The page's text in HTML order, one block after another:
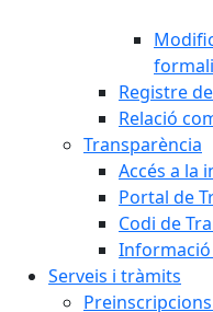
Registre
Relació
Transparència
Accés a la
Portal de
Codi de
Informació
Serveis i tràmits